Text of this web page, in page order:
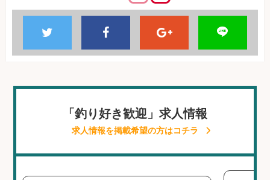
「釣り好き歓迎」求人情報
求人情報を掲載希望の方はコチラ